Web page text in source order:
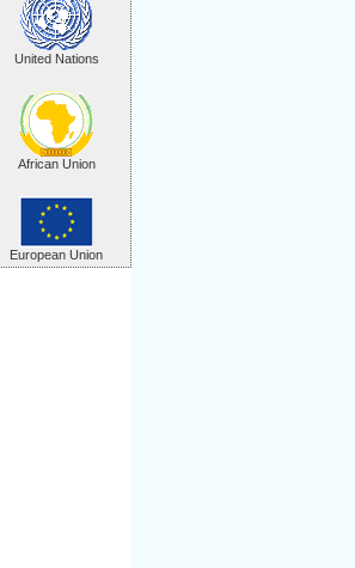
United Nations
African Union
European Union